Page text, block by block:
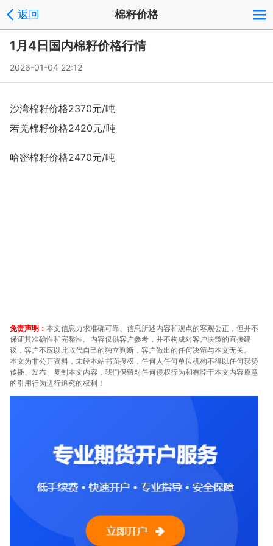
返回 棉籽价格
1月4日国内棉籽价格行情
2026-01-04 22:12
沙湾棉籽价格2370元/吨
若羌棉籽价格2420元/吨
哈密棉籽价格2470元/吨
免责声明： 本文信息力求准确可靠、信息所述内容和观点的客观公正，但并不
保证其准确性和完整性。内容仅供客户参考，并不构成对客户决策的直接建
议，客户不应以此取代自己的独立判断，客户做出的任何决策与本文无关。
本文为非公开资料，未经本站书面授权，任何人任何单位机构不得以任何形势
传播、发布、复制本文内容，我们保留对任何侵权行为和有悖于本文内容原意
的引用行为进行追究的权利！